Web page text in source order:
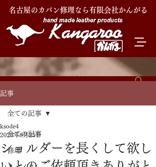
名古屋のカバン修理なら有限会社かんがる
記事
全ての記事
修理
全ての記事
ショルダーを長くして欲し
ksode4
2023年8月25日